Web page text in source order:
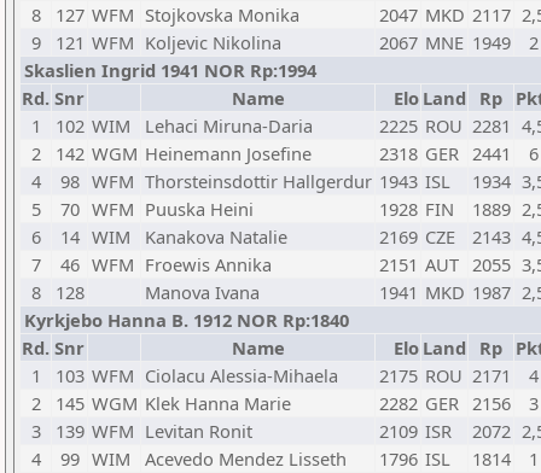
8
127 WFM Stojkovska Monika 2047 MKD 2117
9
121 WFM Koljevic Nikolina 2067 MNE 1949
2
Skaslien Ingrid 1941 NOR Rp:1994
Rd. Snr Name Elo Land Rp
1
102 WIM Lehaci Miruna-Daria 2225 ROU 2281
2
142 WGM Heinemann Josefine 2318 GER 2441
6
4
98 WFM Thorsteinsdottir Hallgerdur 1943 ISL 1934
5
70 WFM Puuska Heini 1928 FIN 1889
6
14 WIM Kanakova Natalie 2169 CZE 2143
7
46 WFM Froewis Annika 2151 AUT 2055
8
128 Manova Ivana 1941 MKD 1987
Kyrkjebo Hanna B. 1912 NOR Rp:1840
Rd. Snr Name Elo Land Rp
1
103 WFM Ciolacu Alessia-Mihaela 2175 ROU 2171
4
2
145 WGM Klek Hanna Marie 2282 GER 2156
3
3
139 WFM Levitan Ronit 2109 ISR 2072
4
99 WIM Acevedo Mendez Lisseth 1796 ISL 1814
1